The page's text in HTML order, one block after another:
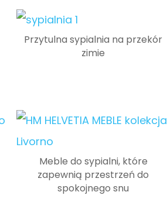
Przytulna sypialnia na przekór
zimie
Meble do sypialni, które
zapewnią przestrzeń do
spokojnego snu